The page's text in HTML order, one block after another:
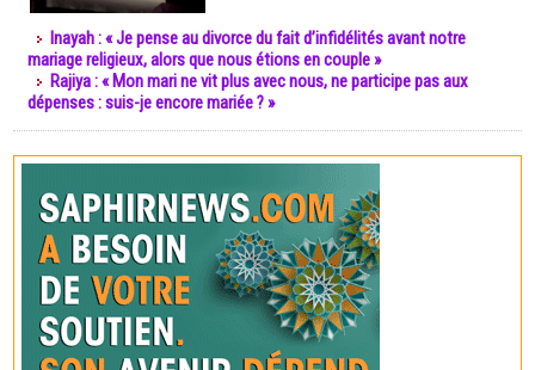
Inayah : « Je pense au divorce du fait d’infidélités avant notre
mariage religieux, alors que nous étions en couple »
Rajiya : « Mon mari ne vit plus avec nous, ne participe pas aux
dépenses : suis-je encore mariée ? »